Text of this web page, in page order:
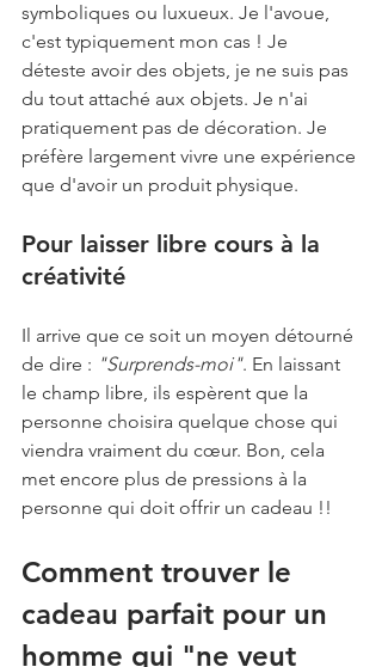
symboliques ou luxueux. Je l'avoue,
c'est typiquement mon cas ! Je
déteste avoir des objets, je ne suis pas
du tout attaché aux objets. Je n'ai
pratiquement pas de décoration. Je
préfère largement vivre une expérience
que d'avoir un produit physique.
Pour laisser libre cours à la
créativité
Il arrive que ce soit un moyen détourné
de dire : "Surprends-moi". En laissant
le champ libre, ils espèrent que la
personne choisira quelque chose qui
viendra vraiment du cœur. Bon, cela
met encore plus de pressions à la
personne qui doit offrir un cadeau !!
Comment trouver le
cadeau parfait pour un
homme qui "ne veut